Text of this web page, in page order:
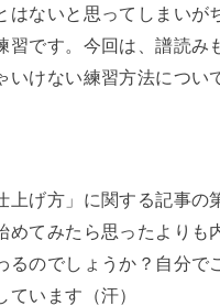
ないと思ってしまいが
です。今回は、譜読み
けない練習方法につい
げ方」に関する記事の
てみたら思ったよりも
のでしょうか？自分で
います（汗）